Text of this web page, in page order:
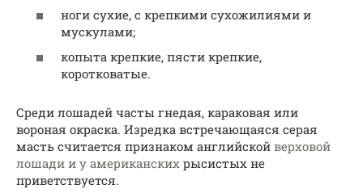
ноги сухие, с крепкими сухожилиями и
мускулами;
копыта крепкие, пясти крепкие,
коротковатые.
Среди лошадей часты гнедая, караковая или
вороная окраска. Изредка встречающаяся серая
масть считается признаком английской верховой
лошади и у американских рысистых не
приветствуется.